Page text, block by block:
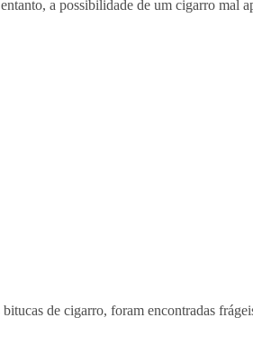
a possibilidade de um cigarro mal
de cigarro, foram encontradas